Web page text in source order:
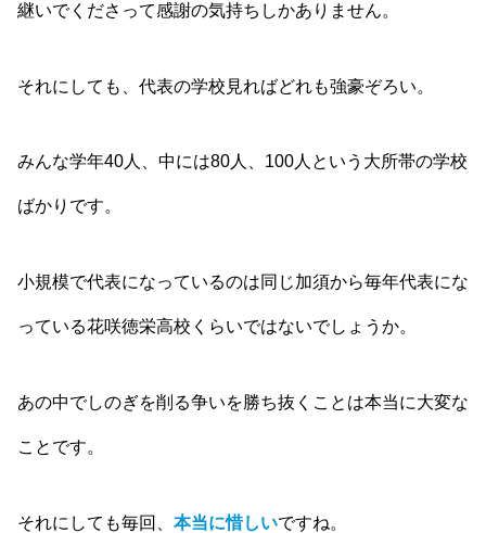
継いでくださって感謝の気持ちしかありません。
それにしても、代表の学校見ればどれも強豪ぞろい。
みんな学年40人、中には80人、100人という大所帯の学校
ばかりです。
小規模で代表になっているのは同じ加須から毎年代表にな
っている花咲徳栄高校くらいではないでしょうか。
あの中でしのぎを削る争いを勝ち抜くことは本当に大変な
ことです。
それにしても毎回、 本当に惜しいですね。